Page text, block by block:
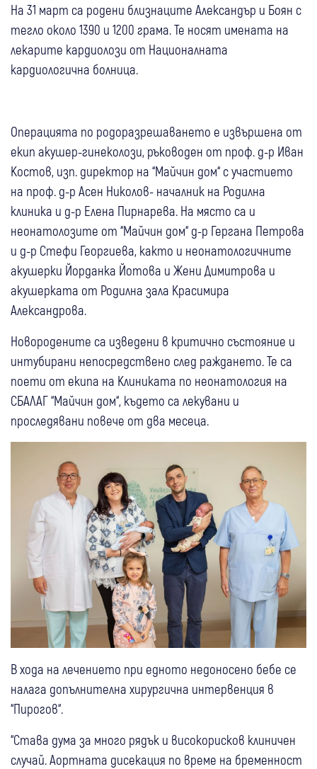
На 31 март са родени близнаците Александър и Боян с
тегло около 1390 и 1200 грама. Те носят имената на
лекарите кардиолози от Националната
кардиологична болница.
Операцията по родоразрешаването е извършена от
екип акушер-гинеколози, ръководен от проф. д-р Иван
Костов, изп. директор на “Майчин дом“ с участието
на проф. д-р Асен Николов- началник на Родилна
клиника и д-р Елена Пирнарева. На място са и
неонатолозите от “Майчин дом“ д-р Гергана Петрова
и д-р Стефи Георгиева, както и неонатологичните
акушерки Йорданка Йотова и Жени Димитрова и
акушерката от Родилна зала Красимира
Александрова.
Новородените са изведени в критично състояние и
интубирани непосредствено след раждането. Те са
поети от екипа на Клиниката по неонатология на
СБАЛАГ “Майчин дом“, където са лекувани и
проследявани повече от два месеца.
В хода на лечението при едното недоносено бебе се
налага допълнителна хирургична интервенция в
“Пирогов“.
“Става дума за много рядък и високорисков клиничен
случай. Аортната дисекация по време на бременност